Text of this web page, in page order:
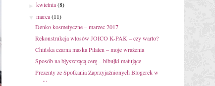
►kwietnia(8)
▼marca(11)
Denko kosmetyczne – marzec 2017
Rekonstrukcja włosów JOICO K-PAK – czy warto?
Chińska czarna maska Pilaten – moje wrażenia
Sposób na błyszczącą cerę – bibułki matujące
Prezenty ze Spotkania Zaprzyjaźnionych Blogerek w
...